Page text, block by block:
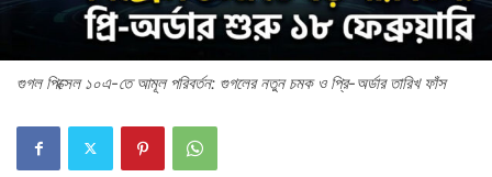
গুগল পিক্সেল ১০এ-তে আমূল পরিবর্তন: গুগলের নতুন চমক ও প্রি-অর্ডার তারিখ ফাঁস